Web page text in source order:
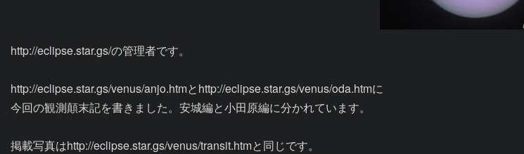
http://eclipse.star.gs/の管理者です。
http://eclipse.star.gs/venus/anjo.htmとhttp://eclipse.star.gs/venus/oda.htmに
今回の観測顛末記を書きました。安城編と小田原編に分かれています。
掲載写真はhttp://eclipse.star.gs/venus/transit.htmと同じです。